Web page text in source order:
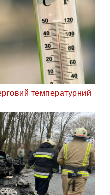
температурний